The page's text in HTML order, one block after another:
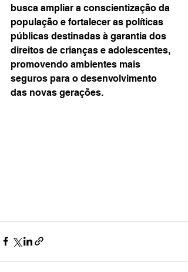
busca ampliar a conscientização da
população e fortalecer as políticas
públicas destinadas à garantia dos
direitos de crianças e adolescentes,
promovendo ambientes mais
seguros para o desenvolvimento
das novas gerações.